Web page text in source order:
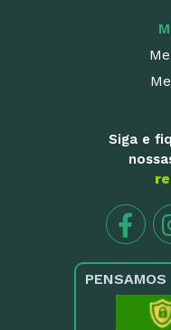
Siga e